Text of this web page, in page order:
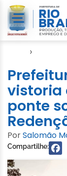
›
vistoria
ponte
PorSalomão
Compartilhe: